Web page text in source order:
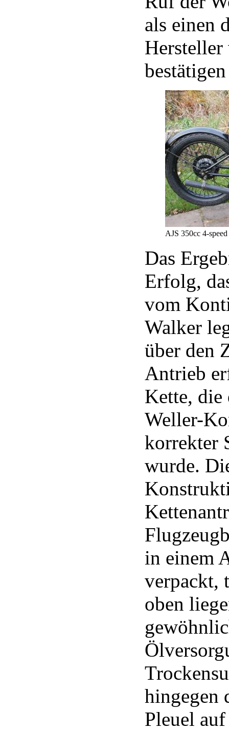
als einen
Hersteller
AJS 350cc 4-
Das
Erfolg,
vom
Walker
über den
Antrieb
Kette, die
Weller-
korrekter
wurde.
in einem
verpackt,
oben
hingegen
Pleuel